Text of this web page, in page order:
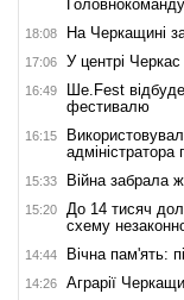
18:08 На Черкащині
17:06 У центрі
16:49
Ше.Fest
фестивалю
16:15
15:33 Війна забрала
15:20
До 14 тисяч
схему
14:44 Вічна пам'ять:
14:26 Аграрії